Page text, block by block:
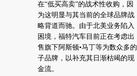
在“低买高卖”的战术性收购，因
为这明显与其当前的全球品牌战
略背道而驰。由于北美业务陷入
困境，福特汽车目前正在考虑出
售旗下阿斯顿•马丁等为数众多的
子品牌，以补充其日渐枯竭的现
金流。